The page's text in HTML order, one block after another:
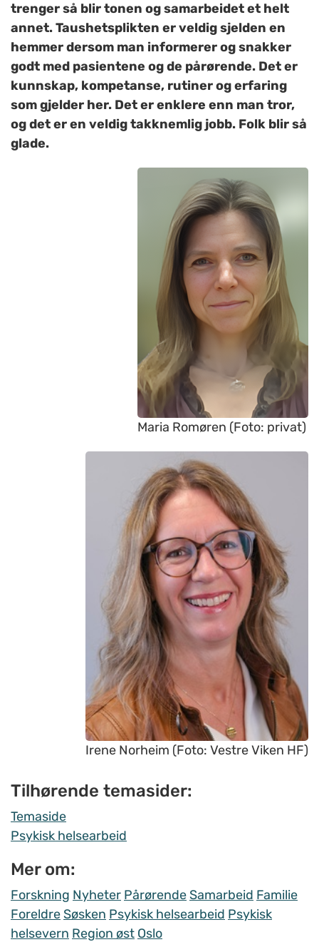
trenger så blir tonen og samarbeidet et helt
annet. Taushetsplikten er veldig sjelden en
hemmer dersom man informerer og snakker
godt med pasientene og de pårørende. Det er
kunnskap, kompetanse, rutiner og erfaring
som gjelder her. Det er enklere enn man tror,
og det er en veldig takknemlig jobb. Folk blir så
glade.
Maria Romøren (Foto: privat)
Irene Norheim (Foto: Vestre Viken HF)
Tilhørende temasider:
Temaside
Psykisk helsearbeid
Mer om:
Forskning Nyheter Pårørende Samarbeid Familie
Foreldre Søsken Psykisk helsearbeid Psykisk
helsevern Region øst Oslo